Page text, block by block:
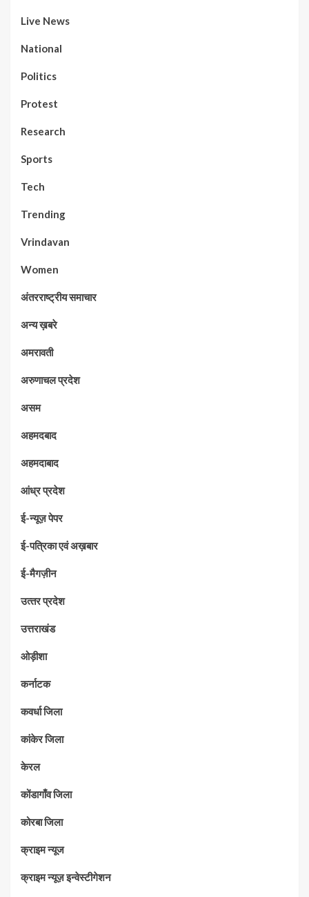
Live News
National
Politics
Protest
Research
Sports
Tech
Trending
Vrindavan
Women
अंतरराष्ट्रीय समाचार
अन्य ख़बरे
अमरावती
अरुणाचल प्रदेश
असम
अहमदबाद
अहमदाबाद
आंध्र प्रदेश
ई-न्यूज़ पेपर
ई-पत्रिका एवं अख़बार
ई-मैगज़ीन
उत्‍तर प्रदेश
उत्तराखंड
ओड़ीशा
कर्नाटक
कवर्धा जिला
कांकेर जिला
केरल
कोंडागाँव जिला
कोरबा जिला
क्राइम न्यूज
क्राइम न्यूज़ इन्वेस्टीगेशन